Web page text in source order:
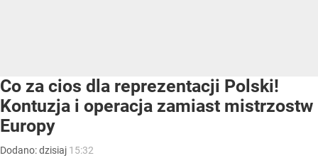
Co za cios dla reprezentacji Polski!
Kontuzja i operacja zamiast mistrzostw
Europy
Dodano:dzisiaj 15:32